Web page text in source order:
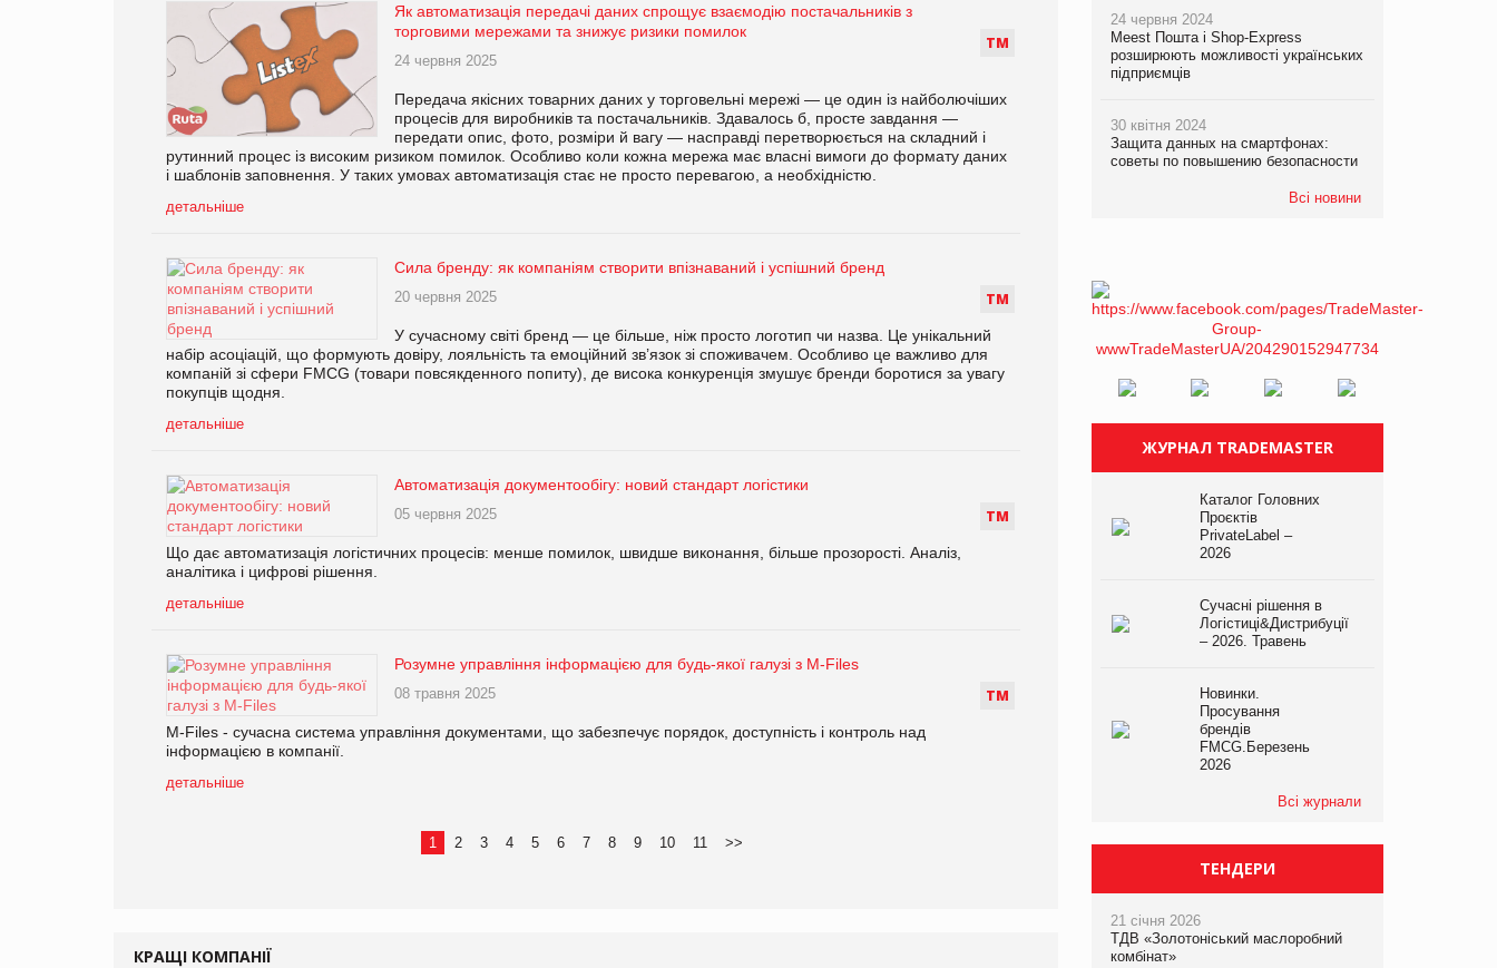
ТМ
Як автоматизація передачі даних спрощує взаємодію постачальників з
торговими мережами та знижує ризики помилок
24 червня 2025
Передача якісних товарних даних у торговельні мережі — це один із найболючіших
процесів для виробників та постачальників. Здавалось б, просте завдання —
передати опис, фото, розміри й вагу — насправді перетворюється на складний і
рутинний процес із високим ризиком помилок. Особливо коли кожна мережа має власні вимоги до формату даних
і шаблонів заповнення. У таких умовах автоматизація стає не просто перевагою, а необхідністю.
детальніше
ТМ
Сила бренду: як компаніям створити впізнаваний і успішний бренд
20 червня 2025
У сучасному світі бренд — це більше, ніж просто логотип чи назва. Це унікальний
набір асоціацій, що формують довіру, лояльність та емоційний зв’язок зі споживачем. Особливо це важливо для
компаній зі сфери FMCG (товари повсякденного попиту), де висока конкуренція змушує бренди боротися за увагу
покупців щодня.
детальніше
ТМ
Автоматизація документообігу: новий стандарт логістики
05 червня 2025
Що дає автоматизація логістичних процесів: менше помилок, швидше виконання, більше прозорості. Аналіз,
аналітика і цифрові рішення.
детальніше
ТМ
Розумне управління інформацією для будь-якої галузі з M-Files
08 травня 2025
M-Files - сучасна система управління документами, що забезпечує порядок, доступність і контроль над
інформацією в компанії.
детальніше
1 2 3 4 5 6 7 8 9 10 11 >>
КРАЩІ КОМПАНІЇ
24 червня 2024
Meest Пошта і Shop-Express
розширюють можливості українських
підприємців
30 квітня 2024
Защита данных на смартфонах:
советы по повышению безопасности
Всі новини
ЖУРНАЛ TRADEMASTER
Каталог Головних
Проєктів
PrivateLabel –
2026
Сучасні рішення в
Логістиці&Дистрибуції
– 2026. Травень
Новинки.
Просування
брендів
FMCG.Березень
2026
Всі журнали
ТЕНДЕРИ
21 січня 2026
ТДВ «Золотоніський маслоробний
комбінат»